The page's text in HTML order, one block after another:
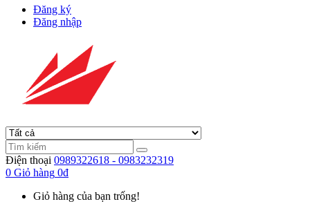
Đăng ký
Đăng nhập
Điện thoại 0989322618 - 0983232319
0 Giỏ hàng 0đ
Giỏ hàng của bạn trống!